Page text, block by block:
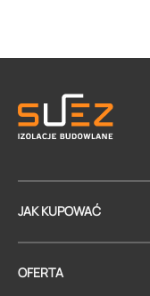
JAK KUPOWAĆ
OFERTA